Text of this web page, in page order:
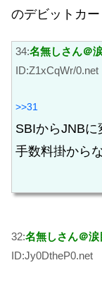
のデビットカ
34:名無しさん＠
ID:Z1xCqWr/0.net
>>31
SBIからJNB
手数料掛から
32:名無しさん＠涙
ID:Jy0DtheP0.net